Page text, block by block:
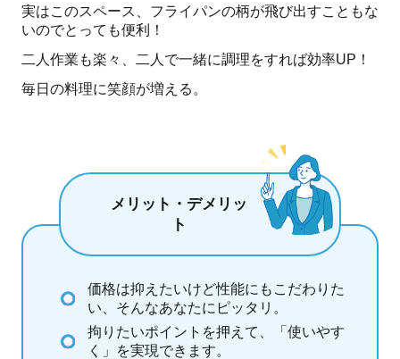
実はこのスペース、フライパンの柄が飛び出すこともな
いのでとっても便利！
二人作業も楽々、二人で一緒に調理をすれば効率UP！
毎日の料理に笑顔が増える。
メリット・デメリッ
ト
価格は抑えたいけど性能にもこだわりた
い、そんなあなたにピッタリ。
拘りたいポイントを押えて、「使いやす
く」を実現できます。